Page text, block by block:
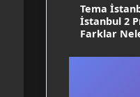
Tema
İstanbul 2
Farklar